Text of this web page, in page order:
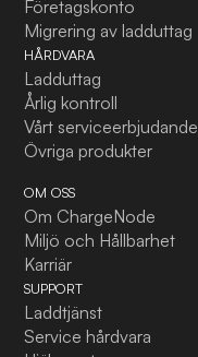
Företagskonto
Migrering av ladduttag
HÅRDVARA
Ladduttag
Årlig kontroll
Vårt serviceerbjudande
Övriga produkter
OM OSS
Om ChargeNode
Miljö och Hållbarhet
Karriär
SUPPORT
Laddtjänst
Service hårdvara